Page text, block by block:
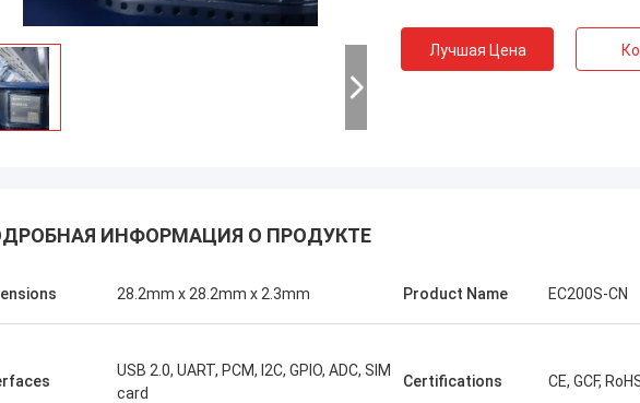
Лучшая Цена
ИНФОРМАЦИЯ О ПРОДУКТЕ
28.2mm x 28.2mm x 2.3mm Product Name EC200S-CN
USB 2.0, UART, PCM, I2C, GPIO, ADC, SIM
card
Certifications CE, GCF,